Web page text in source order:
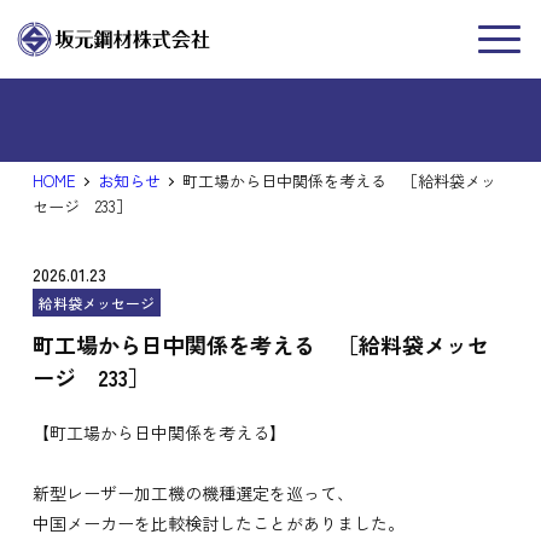
NEWS
HOME お知らせ
町工場から日中関係を考える ［給料袋メッ
セージ 233］
2026.01.23
給料袋メッセージ
町工場から日中関係を考える ［給料袋メッセ
ージ 233］
【町工場から日中関係を考える】
新型レーザー加工機の機種選定を巡って、
中国メーカーを比較検討したことがありました。